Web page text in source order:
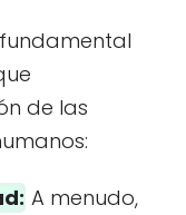
de las
A menudo,